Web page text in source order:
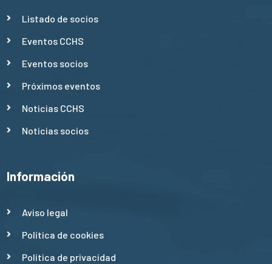
Listado de socios
Eventos CCHS
Eventos socios
Próximos eventos
Noticias CCHS
Noticias socios
Información
Aviso legal
Política de cookies
Política de privacidad